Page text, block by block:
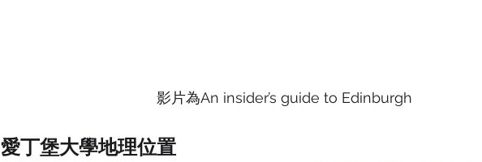
影片為An insider’s guide to Edinburgh
愛丁堡大學地理位置